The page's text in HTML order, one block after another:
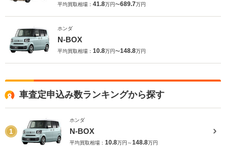
平均買取相場： 41.8万円〜689.7万円
ホンダ
N-BOX
平均買取相場： 10.8万円〜148.8万円
車査定申込み数ランキングから探す
1
ホンダ
N-BOX
平均買取相場： 10.8万円～148.8万円